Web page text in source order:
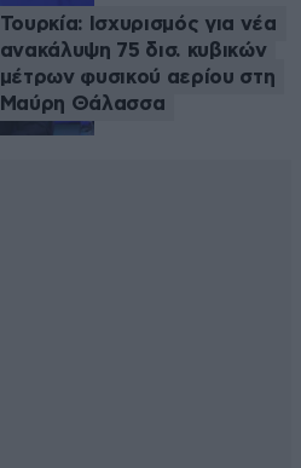
Τουρκία: Ισχυρισμός για νέα
ανακάλυψη 75 δισ. κυβικών
μέτρων φυσικού αερίου στη
Μαύρη Θάλασσα